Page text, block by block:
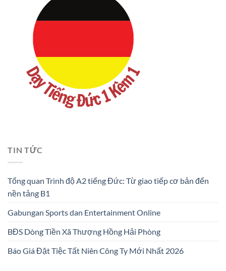
TIN TỨC
Tổng quan Trình độ A2 tiếng Đức: Từ giao tiếp cơ bản đến
nền tảng B1
Gabungan Sports dan Entertainment Online
BĐS Dòng Tiền Xã Thượng Hồng Hải Phòng
Báo Giá Đặt Tiệc Tất Niên Công Ty Mới Nhất 2026